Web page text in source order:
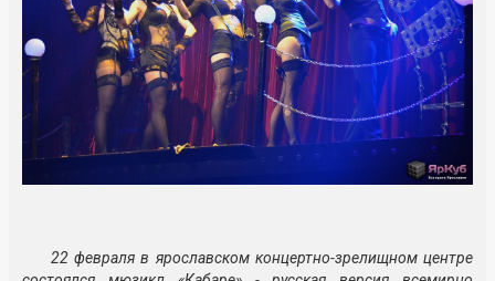
22 февраля в ярославском концертно-зрелищном центре